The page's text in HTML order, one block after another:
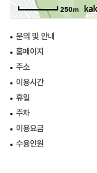
250m
문의 및 안내
홈페이지
주소
이용시간
휴일
주차
이용요금
수용인원